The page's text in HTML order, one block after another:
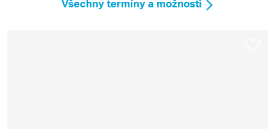
Všechny termíny a možnosti